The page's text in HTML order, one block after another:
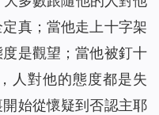
真；當他走上十字架
是觀望；當他被釘十
人對他的態度都是失
始從懷疑到否認主耶